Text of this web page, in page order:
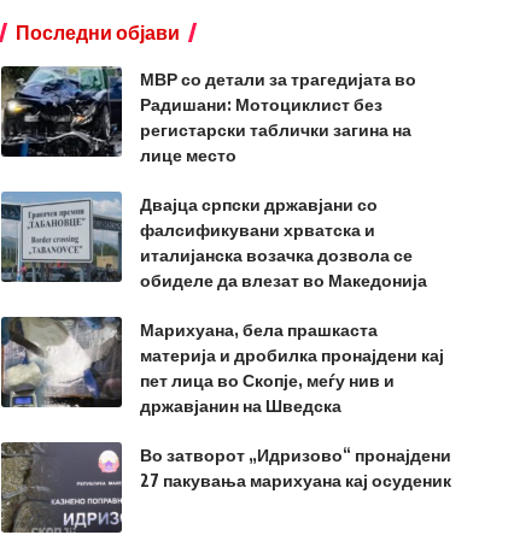
Последни објави
МВР со детали за трагедијата во
Радишани: Мотоциклист без
регистарски таблички загина на
лице место
Двајца српски државјани со
фалсификувани хрватска и
италијанска возачка дозвола се
обиделе да влезат во Македонија
Марихуана, бела прашкаста
материја и дробилка пронајдени кај
пет лица во Скопје, меѓу нив и
државјанин на Шведска
Во затворот „Идризово“ пронајдени
27 пакувања марихуана кај осуденик